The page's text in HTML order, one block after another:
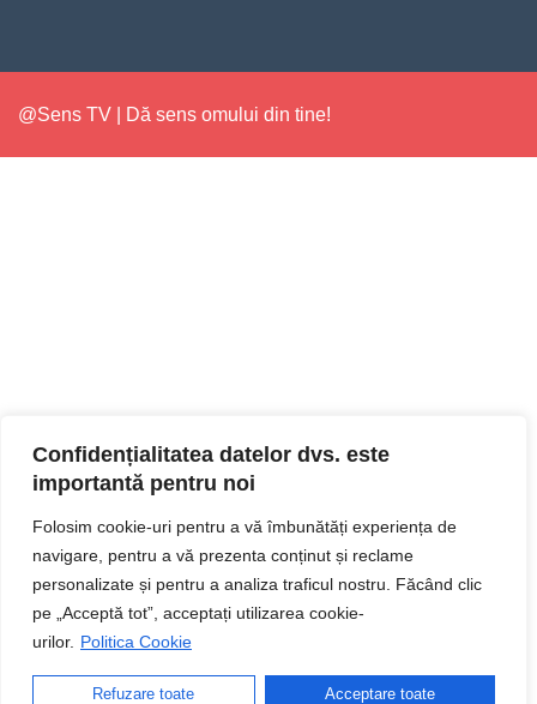
Confidențialitatea datelor dvs. este
importantă pentru noi
Folosim cookie-uri pentru a vă îmbunătăți experiența de
navigare, pentru a vă prezenta conținut și reclame
personalizate și pentru a analiza traficul nostru. Făcând clic
pe „Acceptă tot”, acceptați utilizarea cookie-
urilor. Politica Cookie
Refuzare toate Acceptare toate
@Sens TV | Dă sens omului din tine!